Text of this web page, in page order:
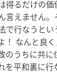
得るだけの
言えません
で行なうとい
！ なんと良
のうちに共
を平和裏に行